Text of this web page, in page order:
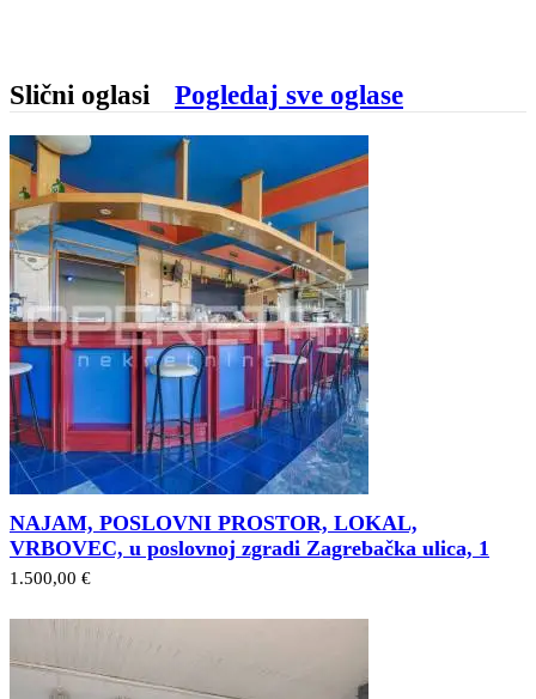
Slični oglasi Pogledaj sve oglase
NAJAM, POSLOVNI PROSTOR, LOKAL,
VRBOVEC, u poslovnoj zgradi Zagrebačka ulica, 1
1.500,00 €